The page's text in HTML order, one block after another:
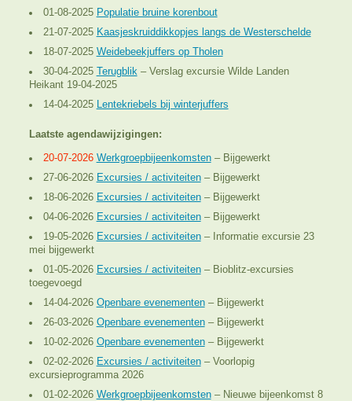
01-08-2025 Populatie bruine korenbout
21-07-2025 Kaasjeskruiddikkopjes langs de Westerschelde
18-07-2025 Weidebeekjuffers op Tholen
30-04-2025
Terugblik– Verslag excursie Wilde Landen
Heikant 19-04-2025
14-04-2025 Lentekriebels bij winterjuffers
Laatste agendawijzigingen:
20-07-2026 Werkgroepbijeenkomsten– Bijgewerkt
27-06-2026 Excursies / activiteiten– Bijgewerkt
18-06-2026 Excursies / activiteiten– Bijgewerkt
04-06-2026 Excursies / activiteiten– Bijgewerkt
19-05-2026 Excursies / activiteiten– Informatie excursie 23
mei bijgewerkt
01-05-2026 Excursies / activiteiten– Bioblitz-excursies
toegevoegd
14-04-2026 Openbare evenementen– Bijgewerkt
26-03-2026 Openbare evenementen– Bijgewerkt
10-02-2026 Openbare evenementen– Bijgewerkt
02-02-2026 Excursies / activiteiten– Voorlopig
excursieprogramma 2026
01-02-2026 Werkgroepbijeenkomsten– Nieuwe bijeenkomst 8